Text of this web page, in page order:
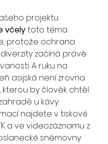
projektu
včely toto téma
protože ochrana
začíná právě
A ruku na
asijská není zrovna
kterou by člověk chtěl
u kávy.
najdete v tiskové
a ve videozáznamu z
sněmovny.